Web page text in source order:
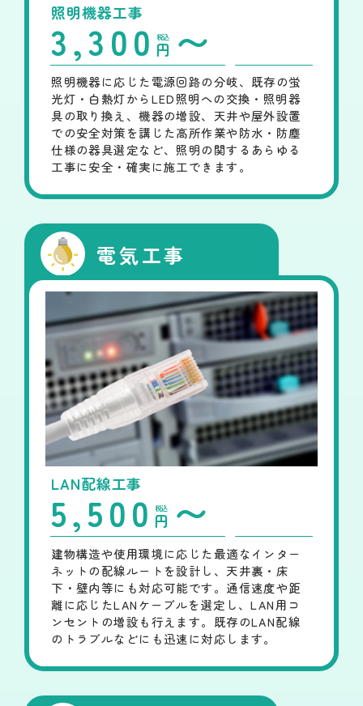
照明機器工事
3,300 円 〜
税込
照明機器に応じた電源回路の分岐、既存の蛍
光灯・白熱灯からLED照明への交換・照明器
具の取り換え、機器の増設、天井や屋外設置
での安全対策を講じた高所作業や防水・防塵
仕様の器具選定など、照明の関するあらゆる
工事に安全・確実に施工できます。
電気工事
LAN配線工事
5,500 円 〜
税込
建物構造や使用環境に応じた最適なインター
ネットの配線ルートを設計し、天井裏・床
下・壁内等にも対応可能です。通信速度や距
離に応じたLANケーブルを選定し、LAN用コ
ンセントの増設も行えます。既存のLAN配線
のトラブルなどにも迅速に対応します。